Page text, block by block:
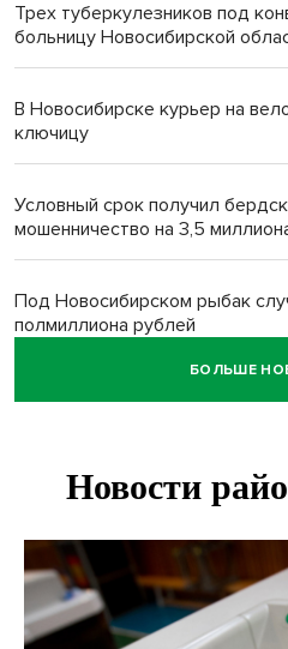
Трех туберкулезников под
больницу Новосибирской
В Новосибирске курьер на
ключицу
Условный срок получил
мошенничество на 3,5
Под Новосибирском рыбак
полмиллиона рублей
Мартышки Бразза с модной
Премии самому себе
Более 7 тысяч новосибирцев
от СФР
БОЛЬШЕ